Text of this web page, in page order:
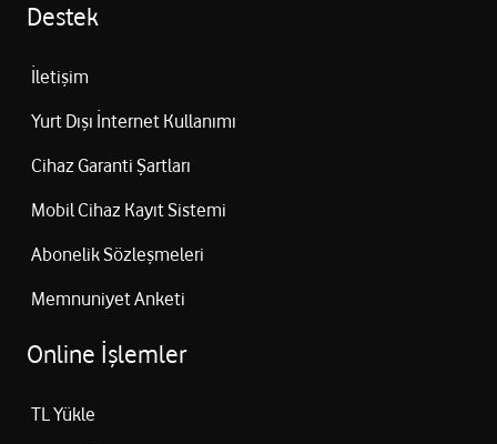
Destek
İletişim
Yurt Dışı İnternet Kullanımı
Cihaz Garanti Şartları
Mobil Cihaz Kayıt Sistemi
Abonelik Sözleşmeleri
Memnuniyet Anketi
Online İşlemler
TL Yükle